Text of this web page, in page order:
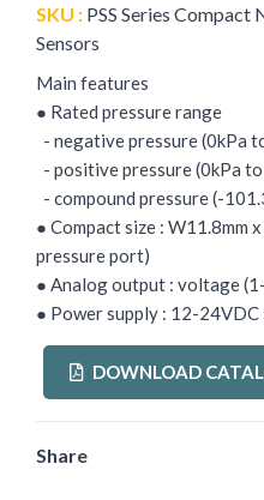
SKU : PSS Series
Sensors
Main features
● Rated pressure range
- negative pressure (0kPa
- positive pressure (0kPa
- compound pressure (-
● Compact size : W11.8mm
pressure port)
● Analog output : voltage
● Power supply : 12-24VDC
DOWNLOAD
Share